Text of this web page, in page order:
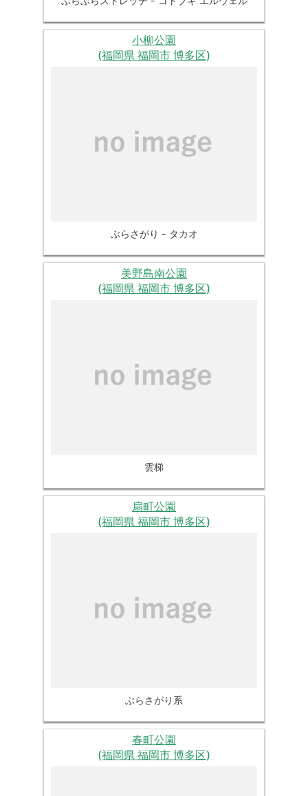
小柳公園
(福岡県 福岡市 博多区)
ぶらさがり - タカオ
美野島南公園
(福岡県 福岡市 博多区)
雲梯
扇町公園
(福岡県 福岡市 博多区)
ぶらさがり系
春町公園
(福岡県 福岡市 博多区)